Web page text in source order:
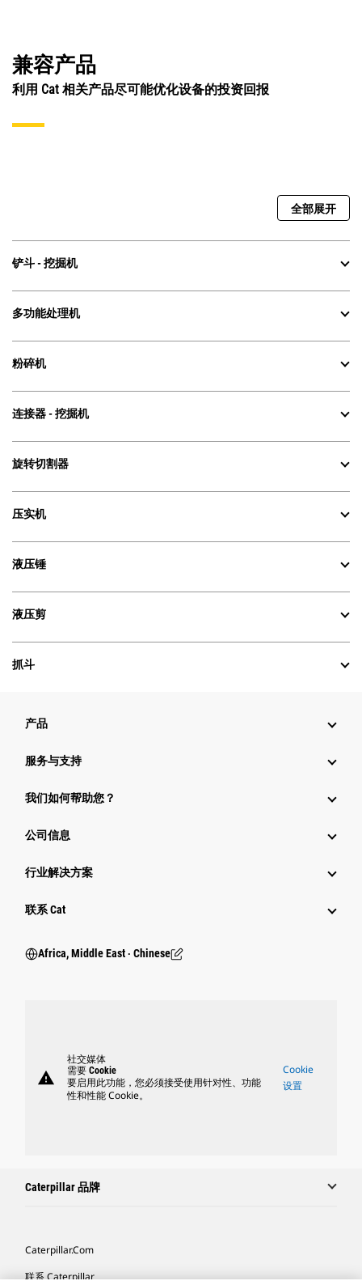
兼容产品
利用 Cat 相关产品尽可能优化设备的投资回报
全部展开
铲斗 - 挖掘机
多功能处理机
粉碎机
连接器 - 挖掘机
旋转切割器
压实机
液压锤
液压剪
抓斗
产品
服务与支持
我们如何帮助您？
公司信息
行业解决方案
行业
联系 Cat
Africa, Middle East ‧ Chinese
warning
社交媒体
需要 Cookie
要启用此功能，您必须接受使用针对性、功能
性和性能 Cookie。
Cookie
设置
Caterpillar 品牌
Caterpillar.com
联系 Caterpillar